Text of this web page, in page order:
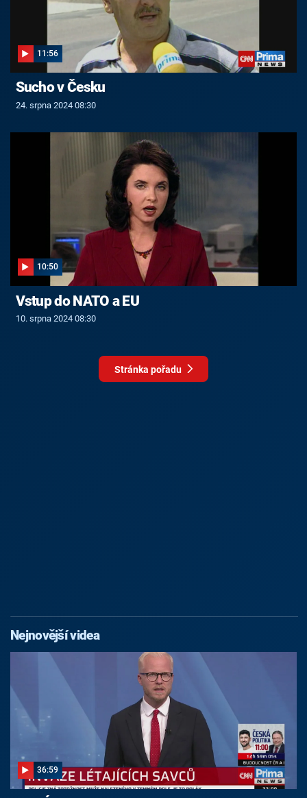
11:56
Sucho v Česku
24. srpna 2024 08:30
10:50
Vstup do NATO a EU
10. srpna 2024 08:30
Stránka pořadu
Nejnovější videa
36:59